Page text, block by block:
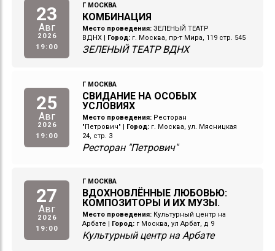
23
Авг
2026
19:00
Г МОСКВА
КОМБИНАЦИЯ
Место проведения: ЗЕЛЕНЫЙ ТЕАТР
ВДНХ | Город: г. Москва, пр-т Мира, 119 стр. 545
ЗЕЛЕНЫЙ ТЕАТР ВДНХ
25
Авг
2026
19:00
Г МОСКВА
СВИДАНИЕ НА ОСОБЫХ
УСЛОВИЯХ
Место проведения: Ресторан
"Петрович"
Город: г. Москва, ул. Мясницкая
24, стр. 3
Ресторан "Петрович"
27
Авг
2026
19:00
Г МОСКВА
ВДОХНОВЛЁННЫЕ ЛЮБОВЬЮ:
КОМПОЗИТОРЫ И ИХ МУЗЫ.
Место проведения: Культурный центр на
Арбате
Город: г Москва, ул Арбат, д 9
Культурный центр на Арбате